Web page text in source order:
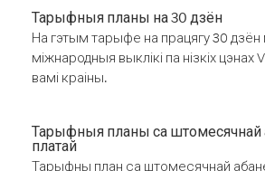
Тарыфныя планы на 30 дзён
На гэтым тарыфе на працягу 30 дзён
міжнародныя выклікі па нізкіх цэнах
вамі краіны.
Тарыфныя планы са штомесячнай
платай
Тарыфны план са штомесячнай